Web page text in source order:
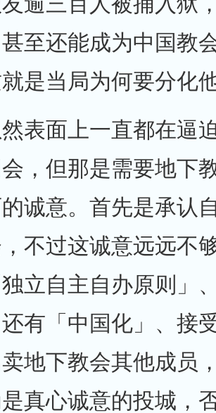
至还能成为中国教
是当局为何要分化
表面上一直都在逼
，但那是需要地下
诚意。首先是承认
不过这诚意远远不
立自主自办原则」
有「中国化」、接
地下教会其他成员
真心诚意的投城，